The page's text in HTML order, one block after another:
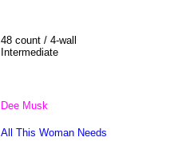
48 count / 4-wall
Intermediate
Dee Musk
All This Woman Needs